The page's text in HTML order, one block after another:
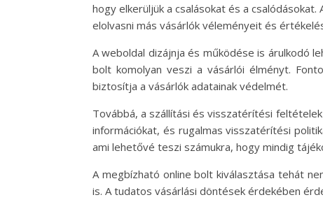
hogy elkerüljük a csalásokat és a
elolvasni más vásárlók véleményeit és
A weboldal dizájnja és működése is árulkodó
bolt komolyan veszi a vásárlói élményt.
biztosítja a vásárlók adatainak védelmét.
Továbbá, a szállítási és visszatérítési
információkat, és rugalmas visszatérítési
ami lehetővé teszi számukra, hogy mindig
A megbízható online bolt kiválasztása tehát
is. A tudatos vásárlási döntések érdekében